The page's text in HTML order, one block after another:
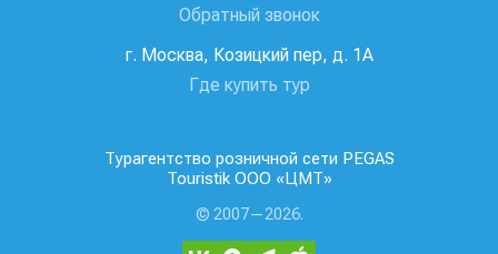
Турагентство розничной сети PEGAS
Touristik ООО «ЦМТ»
© 2007—2026.
Обратный звонок
г. Москва, Козицкий пер, д. 1А
Где купить тур